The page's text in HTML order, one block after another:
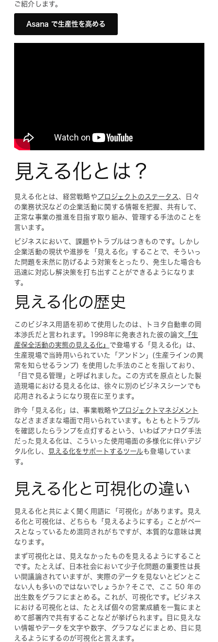
ご紹介します。
Asana で生産性を高める
見える化とは？
見える化とは、経営戦略や プロジェクトのステータス
、日々
の業務状況などの企業活動に関する情報を把握、共有して、
正常な事業の推進を目指す取り組み、管理する手法のことを
言います。
ビジネスにおいて、課題やトラブルはつきものです。しかし
企業活動の現状や進捗を「見える化」することで、そういっ
た問題を未然に防げるよう対策をとったり、発生した場合も
迅速に対応し解決策を打ち出すことができるようになりま
す。
見える化の歴史
このビジネス用語を初めて使用したのは、トヨタ自動車の岡
本渉氏だと言われます。1998年に発表された彼の論文『生
産保全活動の実態の見える化』 で登場する「見える化」は、
生産現場で当時用いられていた「アンドン」(生産ラインの異
常を知らせるランプ) を使用した手法のことを指しており、
「目で見る管理」と呼ばれました。この方式を原点とした製
造現場における見える化は、徐々に別のビジネスシーンでも
応用されるようになり現在に至ります。
昨今「見える化」は、事業戦略や プロジェクトマネジメント
などさまざまな場面で用いられています。もともとトラブル
を確認したらランプを点灯するという、いわばアナログ手法
だった見える化は、こういった使用場面の多様化に伴いデジ
タル化し、
見える化をサポートするツールも登場していま
す。
見える化と可視化の違い
見える化と共によく聞く用語に「可視化」があります。見え
る化と可視化は、どちらも「見えるようにする」ことがベー
スとなっているため混同されがちですが、本質的な意味は異
なります。
まず可視化とは、見えなかったものを見えるようにすること
です。たとえば、日本社会において少子化問題の重要性は長
い間議論されていますが、実際のデータを見ないとピンとこ
ない人も多いのではないでしょうか？そこで、ここ 50 年の
出生数をグラフにまとめる。これが、可視化です。ビジネス
における可視化とは、たとえば個々の営業成績を一覧にまと
めて部署内で共有することなどが挙げられます。目に見えな
い情報やデータを文字や数字、グラフなどにまとめ、目に見
えるようにするのが可視化と言えます。